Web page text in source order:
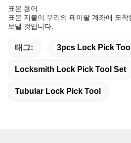
표본 용어
표본 지불이 우리의 페이팔 계좌에 도
보낼 것입니다.
태그: 3pcs Lock Pick
Locksmith Lock Pick Tool Set
Tubular Lock Pick Tool